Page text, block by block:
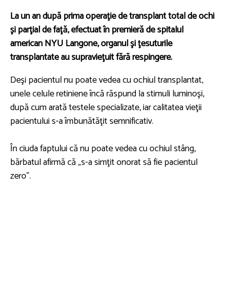
La un an după prima operaţie de transplant total de ochi
şi parţial de faţă, efectuat în premieră de spitalul
american NYU Langone, organul şi ţesuturile
transplantate au supravieţuit fără respingere.
Deşi pacientul nu poate vedea cu ochiul transplantat,
unele celule retiniene încă răspund la stimuli luminoşi,
după cum arată testele specializate, iar calitatea vieţii
pacientului s-a îmbunătăţit semnificativ.
În ciuda faptului că nu poate vedea cu ochiul stâng,
bărbatul afirmă că „s-a simţit onorat să fie pacientul
zero”.